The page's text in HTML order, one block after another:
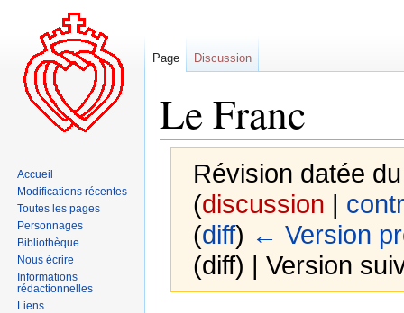
Le Franc
Révision datée
(discussion |
(diff) ← Version
(diff) | Version
Page Discussion
Accueil
Modifications récentes
Toutes les pages
Personnages
Bibliothèque
Nous écrire
Informations
rédactionnelles
Liens